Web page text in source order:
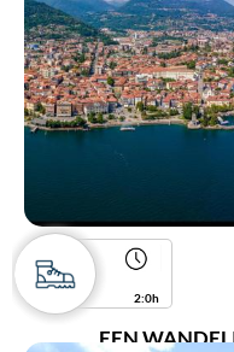
2:0h
EEN